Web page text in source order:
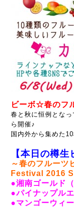
ビーボ☆春のフ
春と秋に恒例とな
ら開催♪
国内外から集めた
【本日の樽生
～春のフルー
Festival 2016
●湘南ゴールド
●パイナップル
●マンゴーウィ